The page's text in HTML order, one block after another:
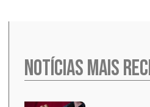
Notícias mais